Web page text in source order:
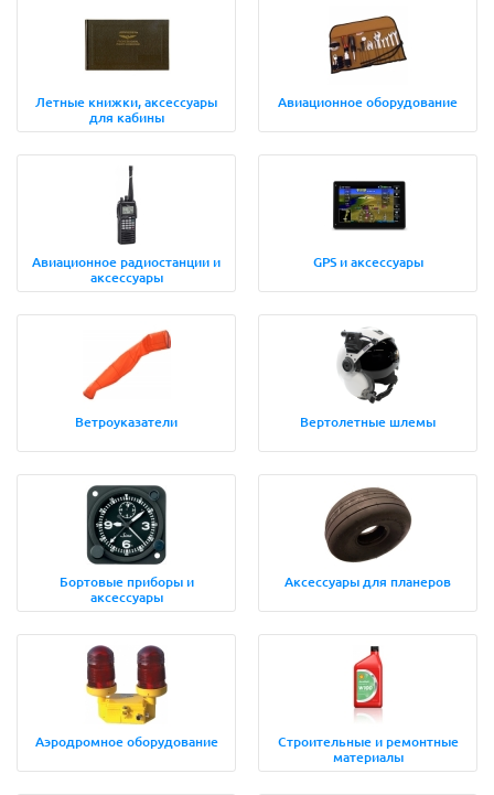
Летные книжки, аксессуары
для кабины
Авиационное оборудование
Авиационное радиостанции и
аксессуары
GPS и аксессуары
Ветроуказатели Вертолетные шлемы
Бортовые приборы и
аксессуары
Аксессуары для планеров
Аэродромное оборудование
Строительные и ремонтные
материалы